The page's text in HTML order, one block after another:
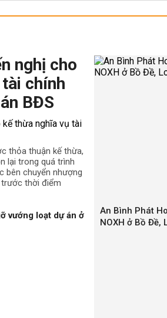
nghị cho
chính
BĐS
thỏa thuận kế thừa,
lại trong quá trình
bên chuyển nhượng
trước thời điểm
vướng loạt dự án ở
An Bình Phát
NOXH ở Bồ Đề,